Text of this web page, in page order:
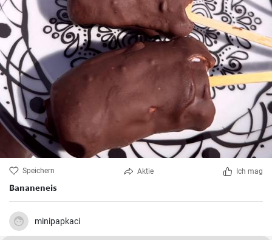
Speichern Aktie Ich mag
Bananeneis
minipapkaci